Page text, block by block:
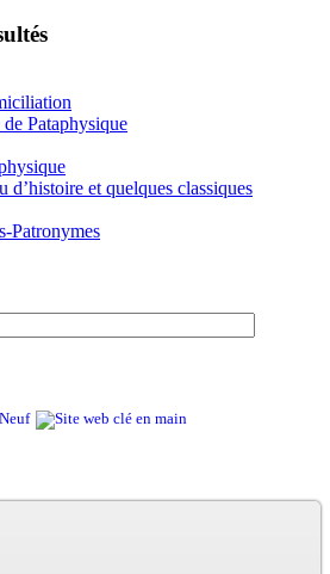
Pataphysique
d’histoire et quelques classiques
Patronymes